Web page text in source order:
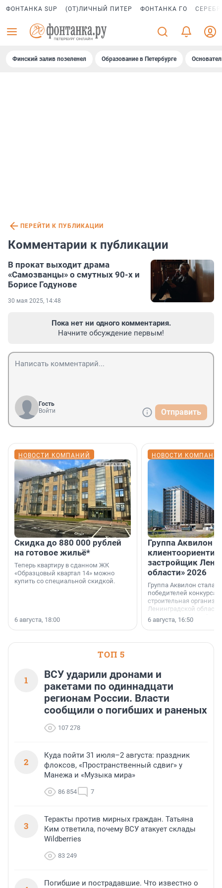
ФОНТАНКА SUP (ОТ)ЛИЧНЫЙ ПИТЕР ФОНТАНКА ГО
Финский залив позеленел Образование в Петербурге
ПЕРЕЙТИ К ПУБЛИКАЦИИ
Комментарии к публикации
В прокат выходит драма
«Самозванцы» о смутных 90-х и
Борисе Годунове
30 мая 2025, 14:48
Пока нет ни одного комментария.
Начните обсуждение первым!
Гость
Войти
Отправить
НОВОСТИ КОМПАНИЙ
Скидка до 880 000 рублей
на готовое жильё*
Теперь квартиру в сданном ЖК
«Образцовый квартал 14» можно
купить со специальной скидкой.
6 августа, 18:00
НОВОСТИ
Группа Аквилон
застройщик
области» 2026
Группа Аквилон стала
победителей конкурса
строительная
Ленинградской области
номинации «Самый
застройщик
области».
6 августа, 16:50
ТОП 5
1
ВСУ ударили дронами и
ракетами по одиннадцати
регионам России. Власти
сообщили о погибших и раненых
107 278
2
Куда пойти 31 июля–2 августа: праздник
флоксов, «Пространственный сдвиг» у
Манежа и «Музыка мира»
86 854 7
3
Теракты против мирных граждан. Татьяна
Ким ответила, почему ВСУ атакует склады
Wildberries
83 249
Погибшие и пострадавшие. Что известно о